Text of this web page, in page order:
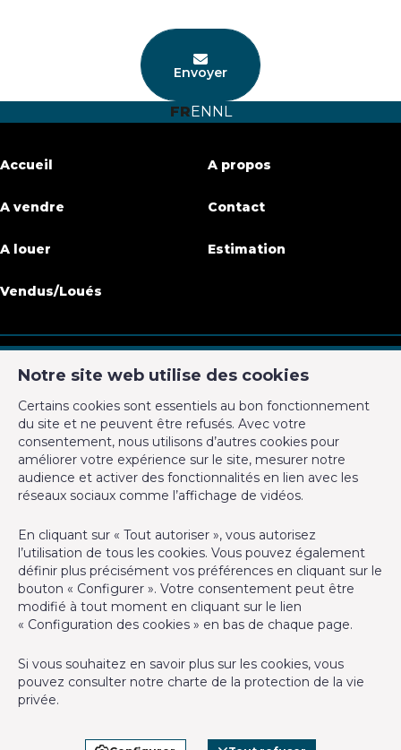
Envoyer
Notre site web utilise des cookies
Certains cookies sont essentiels au bon fonctionnement
du site et ne peuvent être refusés. Avec votre
consentement, nous utilisons d’autres cookies pour
améliorer votre expérience sur le site, mesurer notre
audience et activer des fonctionnalités en lien avec les
réseaux sociaux comme l’affichage de vidéos.
En cliquant sur « Tout autoriser », vous autorisez
l’utilisation de tous les cookies. Vous pouvez également
définir plus précisément vos préférences en cliquant sur le
bouton « Configurer ». Votre consentement peut être
modifié à tout moment en cliquant sur le lien
« Configuration des cookies » en bas de chaque page.
Si vous souhaitez en savoir plus sur les cookies, vous
pouvez consulter notre charte de la protection de la vie
privée.
FRENNL
Accueil
A vendre
A louer
Vendus/Loués
A propos
Contact
Estimation
Avenue de la Forêt de Soignes 327
1640 Rhode-Saint-Genèse
+32 2 899 35 35
+32 478 23 05 05
Agent immobilier agréé IPI sous le numéro 501.400 en
Belgique - N° entreprise : TVA BE-0555.620.156
Instance de contrôle: Institut professionnel des agents
immobiliers, rue du Luxembourg 16B, 1000 Bruxelles (+32 2 505
38 50 - info@ipi.be) - Soumis au
code déontologique de l’ IPI
RC professionnelle et cautionnement via AXA Belgium SA,